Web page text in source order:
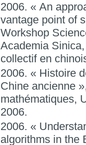
2006. « An
vantage point of
Workshop
Academia
collectif en
2006. « Histoire
Chine ancienne
mathématiques,
2006.
2006. «
algorithms in the